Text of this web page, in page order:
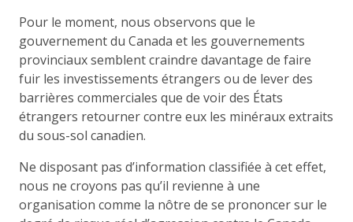
Pour le moment, nous observons que le
gouvernement du Canada et les gouvernements
provinciaux semblent craindre davantage de faire
fuir les investissements étrangers ou de lever des
barrières commerciales que de voir des États
étrangers retourner contre eux les minéraux extraits
du sous-sol canadien.
Ne disposant pas d’information classifiée à cet effet,
nous ne croyons pas qu’il revienne à une
organisation comme la nôtre de se prononcer sur le